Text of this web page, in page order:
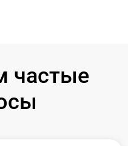
частые